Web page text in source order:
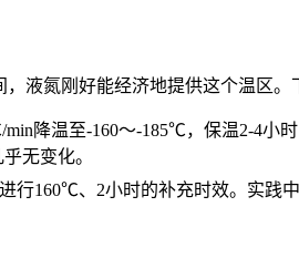
氮刚好能经济地提供这个温区。
降温至-160～-185℃，保温2-4小
无变化。
行160℃、2小时的补充时效。实践